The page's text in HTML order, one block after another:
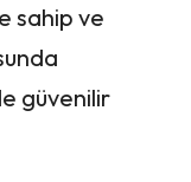
sahip ve
güvenilir